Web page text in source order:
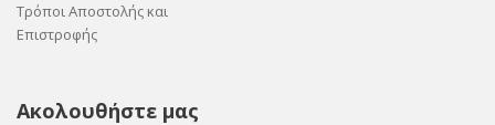
Τρόποι Αποστολής και
Επιστροφής
Ακολουθήστε μας